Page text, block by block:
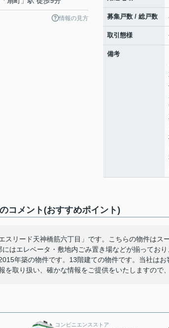
情報の見方 募集戸数 / 総戸数
取引態様
備考
コメント(おすすめポイント)
スリード天神橋筋六丁目」です。こちらの物件はス
はエレベータ・敷地内ごみ置き場などが揃ってお
年築の物件です。13階建ての物件です。当社は
を取り扱い、確かな情報をご提供をいたしますので
コンビニエンスストア